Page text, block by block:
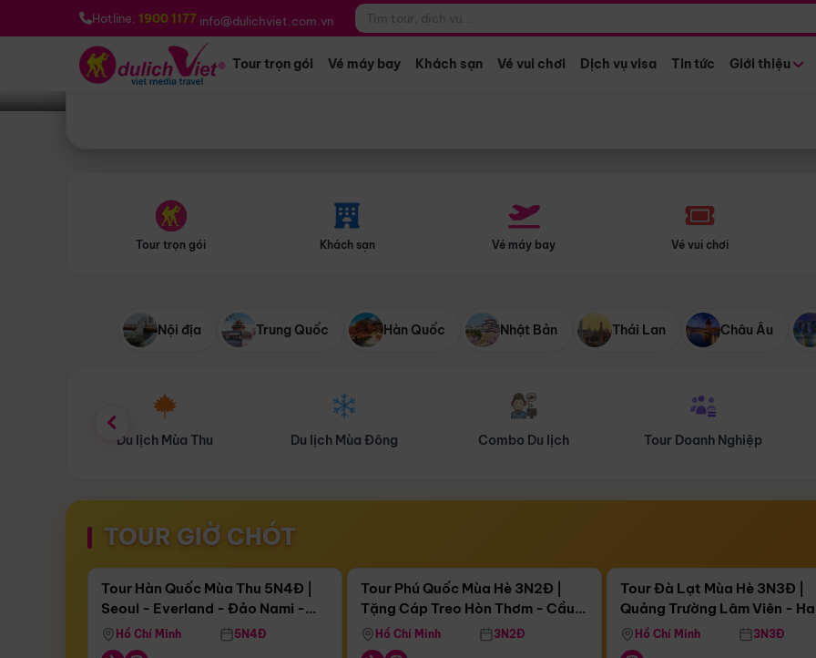
Hotline: 1900 1177 info@dulichviet.com.vn
Tour trọn gói Vé máy bay Khách sạn Vé vui chơi Dịch vụ visa Tin tức Giới thiệu
Bạn muốn đi đâu? *
Tour trọn gói Khách sạn Vé máy bay Vé vui chơi
Nội địa Trung Quốc Hàn Quốc Nhật Bản Thái Lan Châu Âu
Du lịch Mùa Đông Combo Du lịch Tour Doanh Nghiệp Du lịch Hành Hương
TOUR GIỜ CHÓT
Còn17 ngày 09:39:14
Bay Sun Phuquoc Airways
Điểm nổi bật
Tour Hàn Quốc Mùa Thu 5N4Đ |
Seoul - Everland - Đảo Nami -
Tháp Namsan (Bay Sun Phuquoc
Airways)
Hồ Chí Minh 5N4Đ
Còn05 ngày 09:39:14
Tặng Cáp Treo Hòn Thơm
Tour Phú Quốc Mùa Hè 3N2Đ |
Tặng Cáp Treo Hòn Thơm - Cầu
Hôn - Công Viên Nước Aquatopia
Hồ Chí Minh 3N2Đ
Còn04 ngày 09:39:14
Tour Đà Lạt Mùa Hè 3N3Đ |
Quảng Trường Lâm Viên -
Hill - Puppy Farm
Hồ Chí Minh 3N3Đ